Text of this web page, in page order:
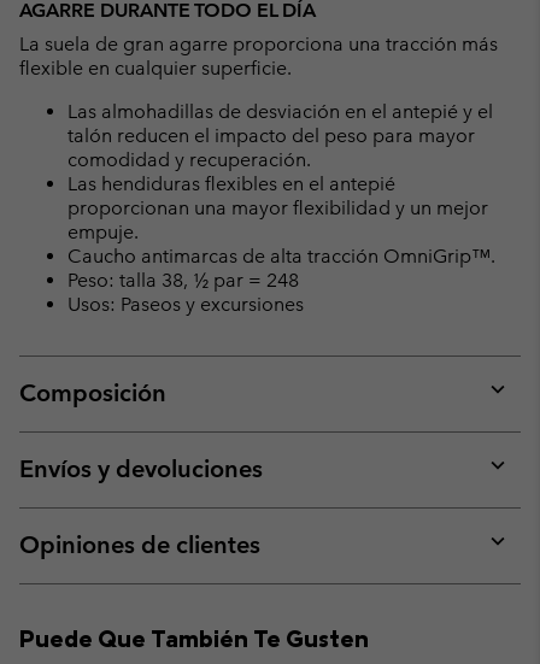
AGARRE DURANTE TODO EL DÍA
La suela de gran agarre proporciona una tracción más
flexible en cualquier superficie.
Las almohadillas de desviación en el antepié y el
talón reducen el impacto del peso para mayor
comodidad y recuperación.
Las hendiduras flexibles en el antepié
proporcionan una mayor flexibilidad y un mejor
empuje.
Caucho antimarcas de alta tracción OmniGrip™.
Peso: talla 38, ½ par = 248
Usos: Paseos y excursiones
Composición
or
Envíos y devoluciones
or
Opiniones de clientes
or
Puede Que También Te Gusten